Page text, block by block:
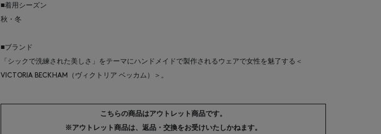
■着用シーズン
秋・冬
■ブランド
「シックで洗練された美しさ」をテーマにハンドメイドで製作されるウェアで女性を魅了する＜
VICTORIA BECKHAM（ヴィクトリア ベッカム）＞。
こちらの商品はアウトレット商品です。
※アウトレット商品は、返品・交換をお受けいたしかねます。